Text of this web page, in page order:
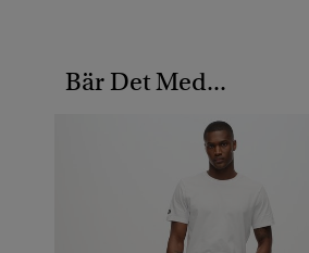
Bär Det Med...